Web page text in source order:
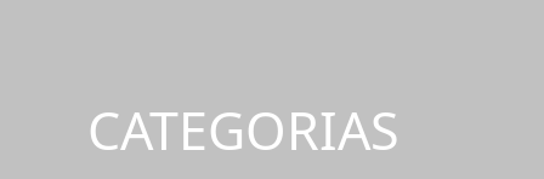
CATEGORIAS